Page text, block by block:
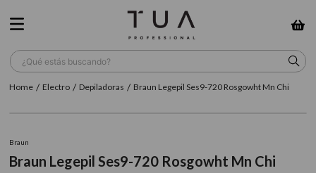
¿Qué estás buscando?
Electro Depiladoras Braun Legepil Ses9-720 Rosgowht Mn Chi
Braun
Braun Legepil Ses9-720 Rosgowht Mn Chi
TÉRMINOS MÁS BUSCADOS